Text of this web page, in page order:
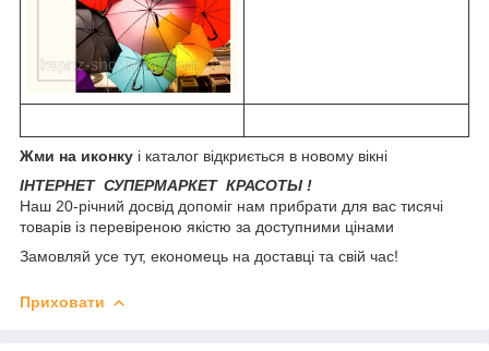
Жми на иконку і каталог відкриється в новому вікні
ІНТЕРНЕТ СУПЕРМАРКЕТ КРАСОТЫ !
Наш 20-річний досвід допоміг нам прибрати для вас тисячі
товарів із перевіреною якістю за доступними цінами
Замовляй усе тут, економець на доставці та свій час!
Приховати